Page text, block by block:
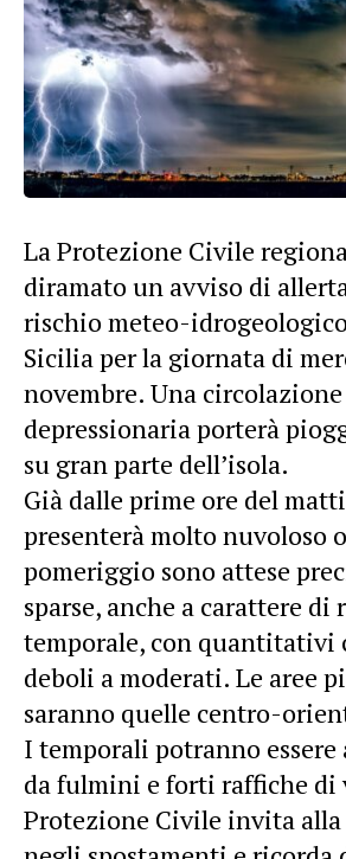
La Protezione Civile
diramato un avviso di
rischio meteo-
Sicilia per la giornata di
novembre. Una circolazione
depressionaria porterà
su gran parte dell’isola.
Già dalle prime ore del
presenterà molto nuvoloso
pomeriggio sono attese
sparse, anche a carattere di
temporale, con quantitativi
deboli a moderati. Le aree
saranno quelle centro-
I temporali potranno essere
da fulmini e forti raffiche di
Protezione Civile invita